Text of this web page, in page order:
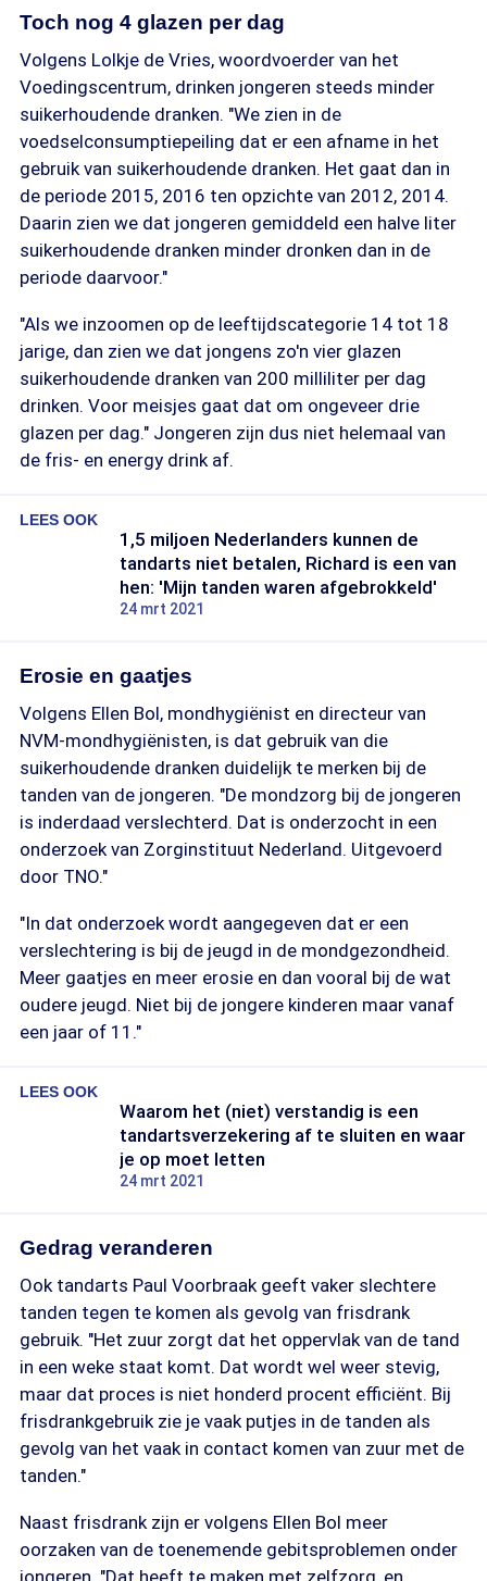
Toch nog 4 glazen per dag
Volgens Lolkje de Vries, woordvoerder van het
Voedingscentrum, drinken jongeren steeds minder
suikerhoudende dranken. "We zien in de
voedselconsumptiepeiling dat er een afname in het
gebruik van suikerhoudende dranken. Het gaat dan in
de periode 2015, 2016 ten opzichte van 2012, 2014.
Daarin zien we dat jongeren gemiddeld een halve liter
suikerhoudende dranken minder dronken dan in de
periode daarvoor."
"Als we inzoomen op de leeftijdscategorie 14 tot 18
jarige, dan zien we dat jongens zo'n vier glazen
suikerhoudende dranken van 200 milliliter per dag
drinken. Voor meisjes gaat dat om ongeveer drie
glazen per dag." Jongeren zijn dus niet helemaal van
de fris- en energy drink af.
LEES OOK
1,5 miljoen Nederlanders kunnen de
tandarts niet betalen, Richard is een van
hen: 'Mijn tanden waren afgebrokkeld'
24 mrt 2021
Erosie en gaatjes
Volgens Ellen Bol, mondhygiënist en directeur van
NVM-mondhygiënisten, is dat gebruik van die
suikerhoudende dranken duidelijk te merken bij de
tanden van de jongeren. "De mondzorg bij de jongeren
is inderdaad verslechterd. Dat is onderzocht in een
onderzoek van Zorginstituut Nederland. Uitgevoerd
door TNO."
"In dat onderzoek wordt aangegeven dat er een
verslechtering is bij de jeugd in de mondgezondheid.
Meer gaatjes en meer erosie en dan vooral bij de wat
oudere jeugd. Niet bij de jongere kinderen maar vanaf
een jaar of 11."
LEES OOK
Waarom het (niet) verstandig is een
tandartsverzekering af te sluiten en waar
je op moet letten
24 mrt 2021
Gedrag veranderen
Ook tandarts Paul Voorbraak geeft vaker slechtere
tanden tegen te komen als gevolg van frisdrank
gebruik. "Het zuur zorgt dat het oppervlak van de tand
in een weke staat komt. Dat wordt wel weer stevig,
maar dat proces is niet honderd procent efficiënt. Bij
frisdrankgebruik zie je vaak putjes in de tanden als
gevolg van het vaak in contact komen van zuur met de
tanden."
Naast frisdrank zijn er volgens Ellen Bol meer
oorzaken van de toenemende gebitsproblemen onder
jongeren. "Dat heeft te maken met zelfzorg, en